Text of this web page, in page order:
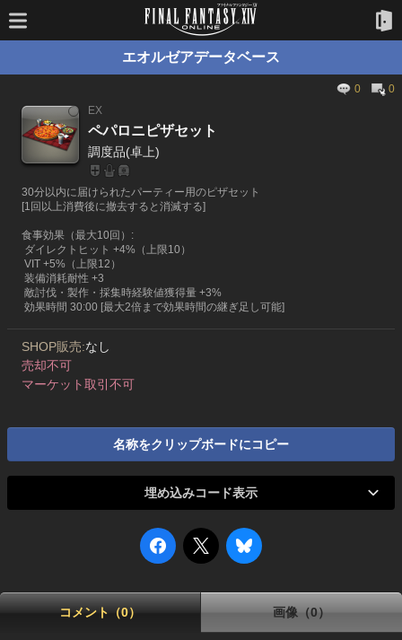
エオルゼアデータベース
0
0
EX
ペパロニピザセット
調度品(卓上)
30分以内に届けられたパーティー用のピザセット
[1回以上消費後に撤去すると消滅する]
食事効果（最大10回）:
ダイレクトヒット +4%（上限10）
VIT +5%（上限12）
装備消耗耐性 +3
敵討伐・製作・採集時経験値獲得量 +3%
効果時間 30:00 [最大2倍まで効果時間の継ぎ足し可能]
SHOP販売:なし
売却不可
マーケット取引不可
名称をクリップボードにコピー
埋め込みコード表示
コメント（0） 画像（0）